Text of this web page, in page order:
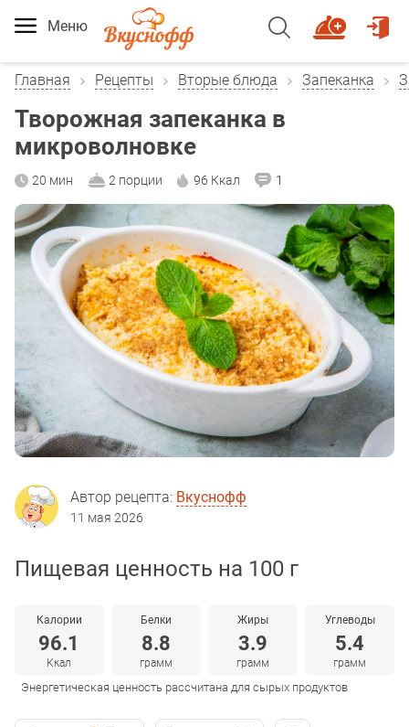
Меню
Главная Рецепты Вторые блюда Запеканка
Творожная запеканка в
микроволновке
20 мин 2 порции 96 Ккал 1
Автор рецепта: Вкуснофф
11 мая 2026
Пищевая ценность на 100 г
Калории
96.1
Ккал
Белки
8.8
грамм
Жиры
3.9
грамм
Углеводы
5.4
грамм
Энергетическая ценность рассчитана для сырых продуктов